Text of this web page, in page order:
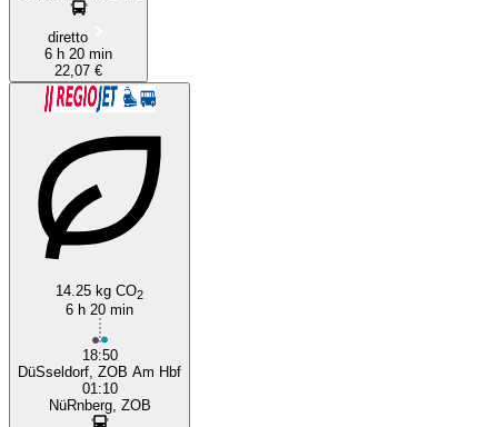
diretto
6 h 20 min
22,07 €
14.25 kg CO2
6 h 20 min
18:50
DüSseldorf, ZOB Am Hbf
01:10
NüRnberg, ZOB